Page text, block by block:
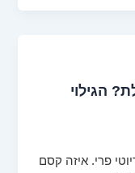
הגילוי
פרי. איזה קסם